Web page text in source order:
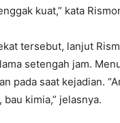
kuat,” kata
tersebut, lanjut
setengah jam.
pada saat kejadian.
kimia,” jelasnya.